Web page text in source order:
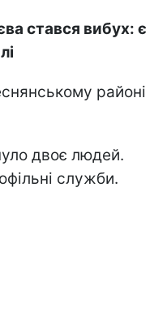
стався вибух: є
районі
двоє людей.
служби.